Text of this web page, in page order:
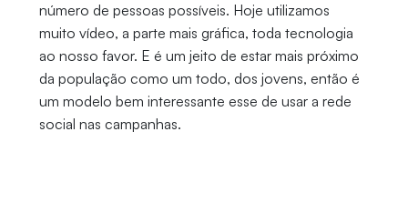
número de pessoas possíveis. Hoje utilizamos
muito vídeo, a parte mais gráfica, toda tecnologia
ao nosso favor. E é um jeito de estar mais próximo
da população como um todo, dos jovens, então é
um modelo bem interessante esse de usar a rede
social nas campanhas.